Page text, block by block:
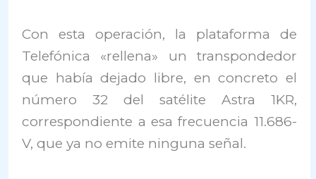
Con esta operación, la plataforma de
Telefónica «rellena» un transpondedor
que había dejado libre, en concreto el
número 32 del satélite Astra 1KR,
correspondiente a esa frecuencia 11.686-
V, que ya no emite ninguna señal.